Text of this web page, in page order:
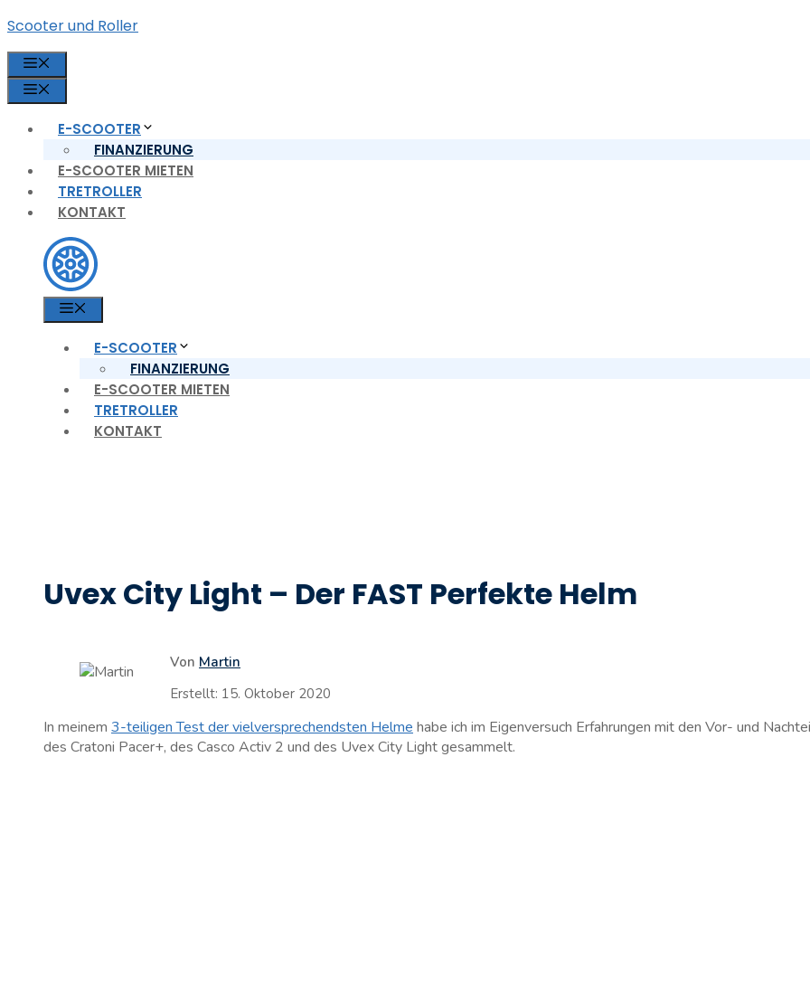
Zum
springen
Scooter und Roller
E-SCOOTER
FINANZIERUNG
E-SCOOTER MIETEN
TRETROLLER
KONTAKT
E-SCOOTER
FINANZIERUNG
E-SCOOTER MIETEN
TRETROLLER
KONTAKT
Uvex City Light – Der FAST Perfekte Helm
Von Martin
Erstellt: 15. Oktober 2020
In meinem 3-teiligen Test der vielversprechendsten Helme habe ich im Eigenversuch Erfahrungen mit den Vor- und
des Cratoni Pacer+, des Casco Activ 2 und des Uvex City Light gesammelt.